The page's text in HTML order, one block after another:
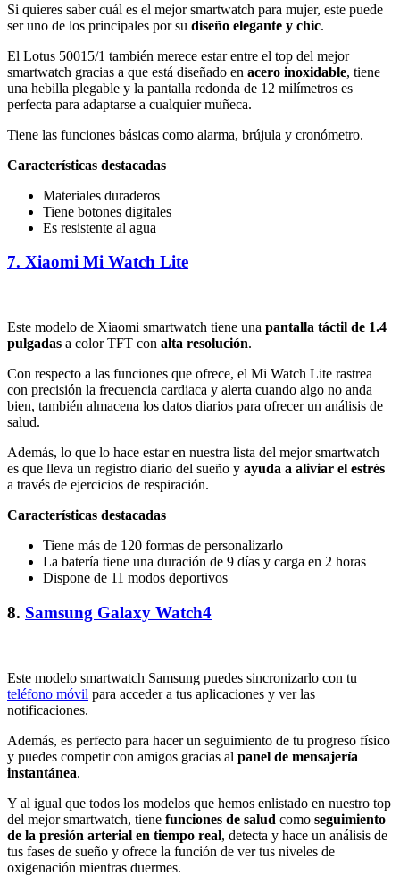
Si quieres saber cuál es el mejor smartwatch para mujer, este puede
ser uno de los principales por su diseño elegante y chic.
El Lotus 50015/1 también merece estar entre el top del mejor
smartwatch gracias a que está diseñado en acero inoxidable, tiene
una hebilla plegable y la pantalla redonda de 12 milímetros es
perfecta para adaptarse a cualquier muñeca.
Tiene las funciones básicas como alarma, brújula y cronómetro.
Características destacadas
Materiales duraderos
Tiene botones digitales
Es resistente al agua
7. Xiaomi Mi Watch Lite
Este modelo de Xiaomi smartwatch tiene una pantalla táctil de 1.4
pulgadas a color TFT con alta resolución.
Con respecto a las funciones que ofrece, el Mi Watch Lite rastrea
con precisión la frecuencia cardiaca y alerta cuando algo no anda
bien, también almacena los datos diarios para ofrecer un análisis de
salud.
Además, lo que lo hace estar en nuestra lista del mejor smartwatch
es que lleva un registro diario del sueño y ayuda a aliviar el estrés
a través de ejercicios de respiración.
Características destacadas
Tiene más de 120 formas de personalizarlo
La batería tiene una duración de 9 días y carga en 2 horas
Dispone de 11 modos deportivos
8. Samsung Galaxy Watch4
Este modelo smartwatch Samsung puedes sincronizarlo con tu
teléfono móvil para acceder a tus aplicaciones y ver las
notificaciones.
Además, es perfecto para hacer un seguimiento de tu progreso físico
y puedes competir con amigos gracias al panel de mensajería
instantánea.
Y al igual que todos los modelos que hemos enlistado en nuestro top
del mejor smartwatch, tiene funciones de salud como seguimiento
de la presión arterial en tiempo real, detecta y hace un análisis de
tus fases de sueño y ofrece la función de ver tus niveles de
oxigenación mientras duermes.